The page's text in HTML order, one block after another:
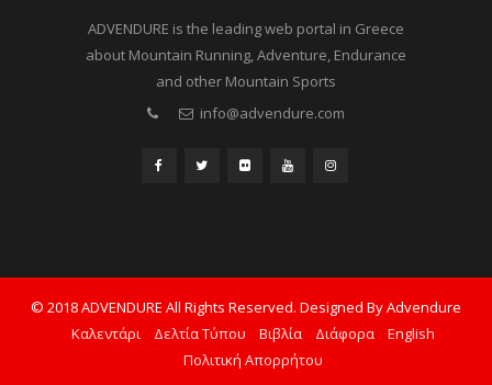
ADVENDURE is the leading web portal in Greece
about Mountain Running, Adventure, Endurance
and other Mountain Sports
info@advendure.com
© 2018 ADVENDURE All Rights Reserved. Designed By Advendure
Καλεντάρι
Δελτία Τύπου Βιβλία Διάφορα
English
Πολιτική Απορρήτου